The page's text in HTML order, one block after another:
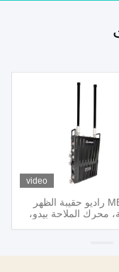
video
MB33 راديو حقيبة الظهر
محرك الملاحة بيدو،